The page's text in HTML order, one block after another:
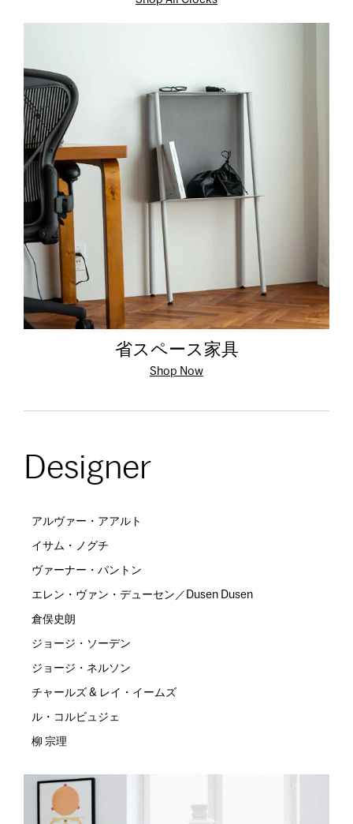
省スペース家具
Shop Now
Designer
アルヴァー・アアルト
イサム・ノグチ
ヴァーナー・パントン
エレン・ヴァン・デューセン／Dusen Dusen
倉俣史朗
ジョージ・ソーデン
ジョージ・ネルソン
チャールズ & レイ・イームズ
ル・コルビュジェ
柳 宗理